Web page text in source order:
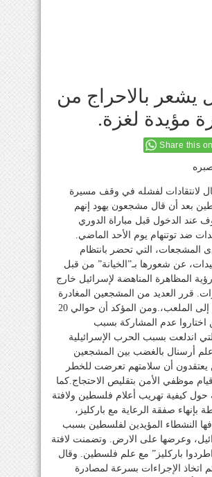
يشعر بالاحراج من
مؤيدة لغزة.
Share this
لانتقادات لفشله في وقف مسيرة
بعد أن قال مشجعون يهود إنهم
عند الدخول قبل مباراة الدوري
ضد توتنهام يوم الأحد الماضي.
المشجعات، التي تحضر بانتظام
عن شعورها بـ”الخيانة” من قبل
المظاهرة المناهضة لإسرائيل خارج
قرر العديد من المشجعين المغادرة
دون الدخول إلى الملعب،.ومن المؤكد أن حوالي 20
اختاروا عدم المشاركة بسبب
اندلعت بسبب الحرب الإسرائيلية
أرسنال بالغضب بين المشجعين
يعتقدون أن سلامتهم تعرضت للخطر
موظفي الأمن بتقليص الاحتجاج.كما
حول كيفية تهريب أعلام فلسطين ولافتة
بإنهاء صفقة الرعاية مع باركليز،
النشطاء المؤيدين لفلسطين بسبب
وعرضها على الارض. وتضمنت لافتة
باركليز” مع علم فلسطين. وقال
اتخاذ الإجراءات بسرعة لمصادرة